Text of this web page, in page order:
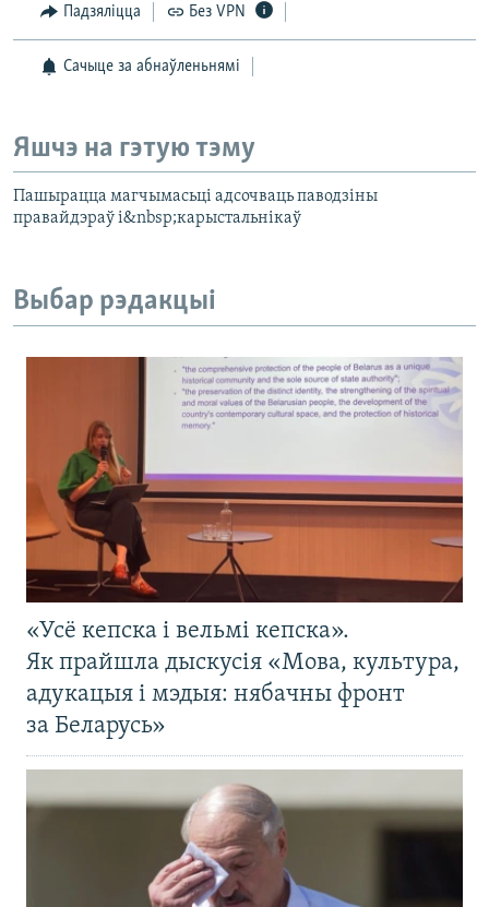
Падзяліцца Без VPN
Сачыце за абнаўленьнямі
Яшчэ на гэтую тэму
Пашырацца магчымасьці адсочваць паводзіны
правайдэраў і&nbsp;карыстальнікаў
Выбар рэдакцыі
«Усё кепска і вельмі кепска».
Як прайшла дыскусія «Мова, культура,
адукацыя і мэдыя: нябачны фронт
за Беларусь»